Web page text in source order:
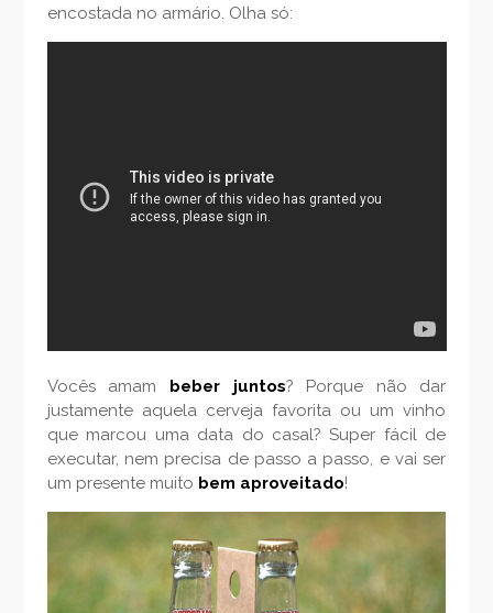
encostada no armário. Olha só:
Vocês amam beber juntos? Porque não dar
justamente aquela cerveja favorita ou um vinho
que marcou uma data do casal? Super fácil de
executar, nem precisa de passo a passo, e vai ser
um presente muito bem aproveitado!